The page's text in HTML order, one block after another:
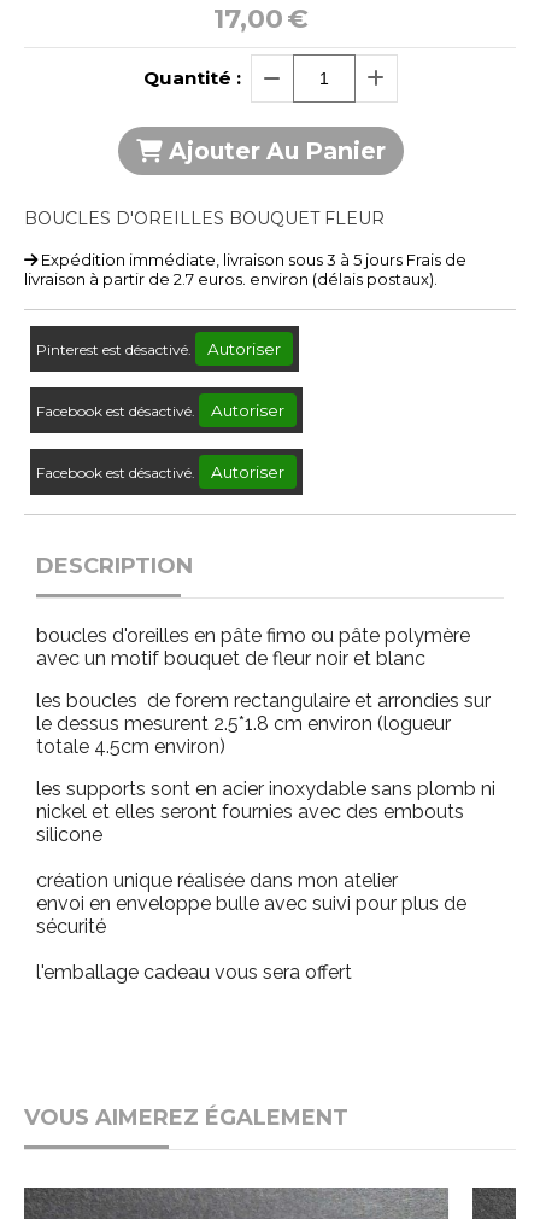
17,00€
Quantité :
Ajouter Au Panier
BOUCLES D'OREILLES BOUQUET FLEUR
Expédition immédiate, livraison sous 3 à 5 jours Frais de
livraison à partir de 2.7 euros. environ (délais postaux).
Pinterest est désactivé. Autoriser
Facebook est désactivé. Autoriser
Facebook est désactivé. Autoriser
DESCRIPTION
boucles d'oreilles en pâte fimo ou pâte polymère
avec un motif bouquet de fleur noir et blanc
les boucles de forem rectangulaire et arrondies sur
le dessus mesurent 2.5*1.8 cm environ (logueur
totale 4.5cm environ)
les supports sont en acier inoxydable sans plomb ni
nickel et elles seront fournies avec des embouts
silicone
création unique réalisée dans mon atelier
envoi en enveloppe bulle avec suivi pour plus de
sécurité
l'emballage cadeau vous sera offert
VOUS AIMEREZ ÉGALEMENT